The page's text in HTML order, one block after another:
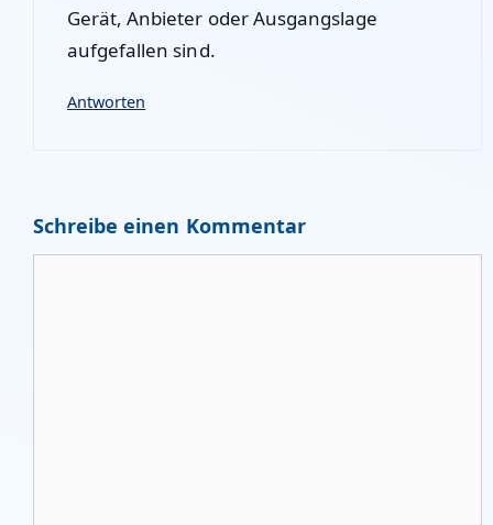
Gerät, Anbieter oder Ausgangslage
aufgefallen sind.
Antworten
Schreibe einen Kommentar